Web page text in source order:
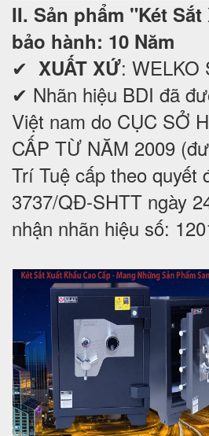
II. Sản phẩm "Két
bảo hành: 10 Năm
✔ XUẤT XỨ: WELKO
✔ Nhãn hiệu BDI đã
Việt nam do CỤC SỞ
CẤP TỪ NĂM 2009
Trí Tuệ cấp theo quyết
3737/QĐ-SHTT ngày
nhận nhãn hiệu số: